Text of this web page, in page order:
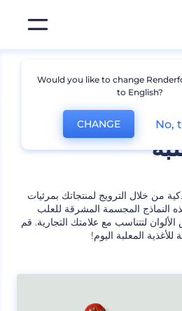
المجسمة
من خلال الترويج لمنتجاتك بمرئيات
النماذج المجسمة المشرقة للعلب
لتتناسب مع علامتك التجارية. قم
المعلبة اليوم!
Would you like to change
to English?
CHANGE No,